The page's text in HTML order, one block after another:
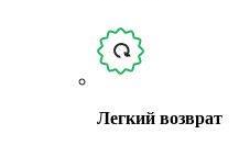
Легкий возврат